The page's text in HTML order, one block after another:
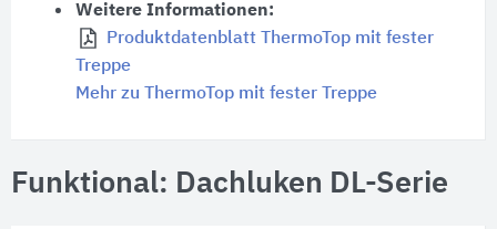
Weitere Informationen:
Produktdatenblatt ThermoTop mit fester
Treppe
Mehr zu ThermoTop mit fester Treppe
Funktional: Dachluken DL-Serie